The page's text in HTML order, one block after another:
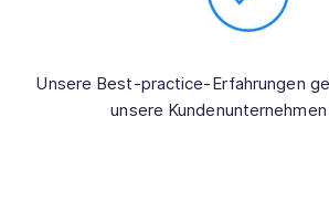
Unsere Best-practice-Erfahrungen
unsere